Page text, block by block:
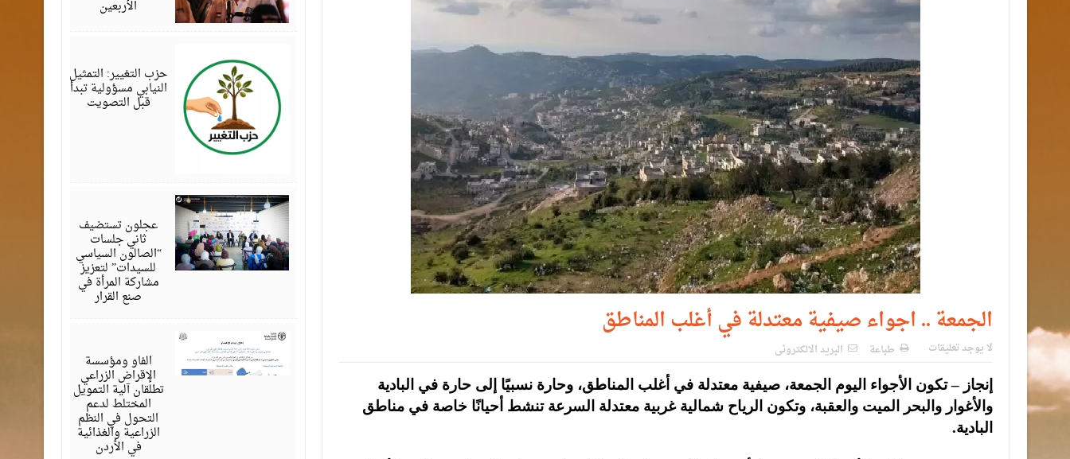
الجمعة .. اجواء صيفية معتدلة في أغلب المناطق
لا يوجد تعليقات طباعة البريد الالكترونى
إنجاز – تكون الأجواء اليوم الجمعة، صيفية معتدلة في أغلب المناطق، وحارة نسبيًا إلى حارة في البادية
والأغوار والبحر الميت والعقبة، وتكون الرياح شمالية غربية معتدلة السرعة تنشط أحيانًا خاصة في مناطق
البادية.
الأربعين
حزب التغيير: التمثيل
النيابي مسؤولية تبدأ
قبل التصويت
عجلون تستضيف
ثاني جلسات
“الصالون السياسي
للسيدات” لتعزيز
مشاركة المرأة في
صنع القرار
الفاو ومؤسسة
الإقراض الزراعي
تطلقان آلية التمويل
المختلط لدعم
التحول في النظم
الزراعية والغذائية
في الأردن